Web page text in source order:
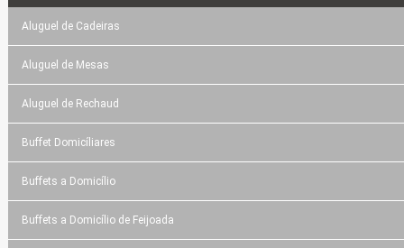
Aluguel de Cadeiras
Aluguel de Mesas
Aluguel de Rechaud
Buffet Domicíliares
Buffets a Domicílio
Buffets a Domicílio de Feijoada